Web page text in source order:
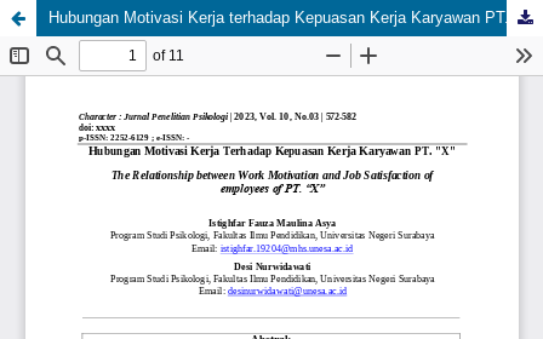
Hubungan Motivasi Kerja terhadap Kepuasan Kerja Karyawan PT. "X"